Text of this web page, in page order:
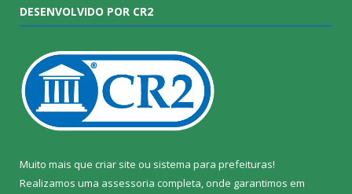
DESENVOLVIDO POR CR2
Muito mais que criar site ou sistema para prefeituras!
Realizamos uma assessoria completa, onde garantimos em